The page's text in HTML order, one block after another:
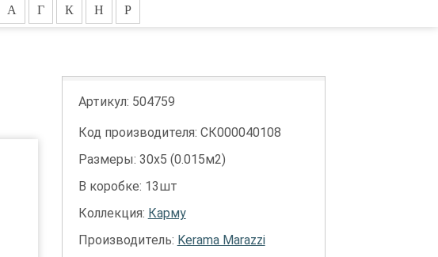
А Г К Н Р
Артикул: 504759
Код производителя: СК000040108
Размеры: 30х5 (0.015м2)
В коробке: 13шт
Коллекция: Карму
Производитель: Kerama Marazzi